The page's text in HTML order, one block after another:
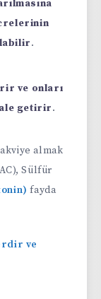
.
ve onları
getirir.
almak
Sülfür
fayda
ve